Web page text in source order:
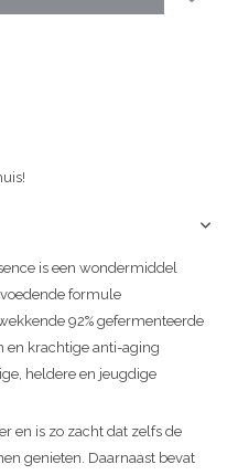
is een wondermiddel
formule
92% gefermenteerde
en krachtige anti-aging
heldere en jeugdige
en is zo zacht dat zelfs de
genieten. Daarnaast bevat